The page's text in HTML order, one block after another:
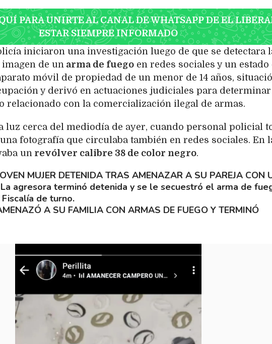
PARA UNIRTE AL CANAL DE WHATSAPP DE EL
ESTAR SIEMPRE INFORMADO
iniciaron una investigación luego de que se detectara
de un arma de fuego en redes sociales y un estado
móvil de propiedad de un menor de 14 años,
y derivó en actuaciones judiciales para
relacionado con la comercialización ilegal de armas.
luz cerca del mediodía de ayer, cuando personal policial
fotografía que circulaba también en redes sociales. En
un revólver calibre 38 de color negro.
MUJER DETENIDA TRAS AMENAZAR A SU PAREJA CON
La agresora terminó detenida y se le secuestró el arma de
de turno.
A SU FAMILIA CON ARMAS DE FUEGO Y TERMINÓ